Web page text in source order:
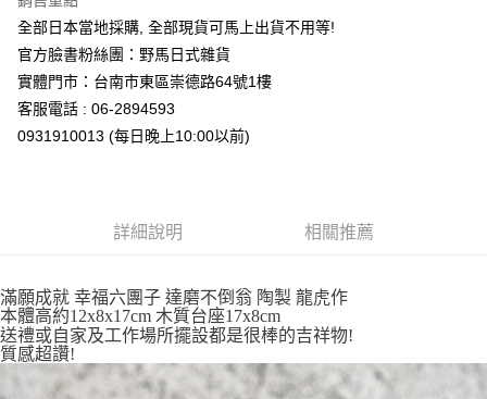
元大商業銀行
永豐商業銀行
玉山商業銀行
台新國際商業銀行
台灣樂天信用卡公司
悠遊付
Google Pay
ATM付款
每筆NT$65，滿NT$999(含以上)免運費
每筆NT$65，滿NT$999(含以上)免運費
7-11取貨付款
每筆NT$65，滿NT$999(含以上)免運費
全部日本當地採購, 全部現貨可馬上出貨不用等!
官方臉書粉絲團：野馬日式雜貨
實體門市：台南市東區崇德路64號1樓
客服電話 : 06-2894593
0931910013 (每日晚上10:00以前)
詳細說明 相關推薦
滿願成就 幸福六團子 達磨不倒翁 陶製 龍虎作
本體高約12x8x17cm 木質台座17x8cm
送禮或自家及工作場所擺設都是很棒的吉祥物!
質感超讚!